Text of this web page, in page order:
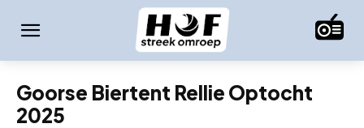
Goorse Biertent Rellie Optocht
2025